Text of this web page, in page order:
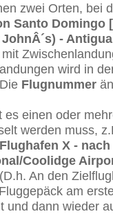
zwei Orten, bei
Santo Domingo
-
mit
wird in
Flugnummer
es einen oder
werden muss,
X -
Coolidge
An den
am
und dann wieder